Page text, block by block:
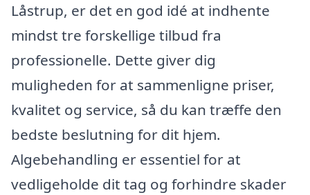
Låstrup, er det en god idé at indhente
mindst tre forskellige tilbud fra
professionelle. Dette giver dig
muligheden for at sammenligne priser,
kvalitet og service, så du kan træffe den
bedste beslutning for dit hjem.
Algebehandling er essentiel for at
vedligeholde dit tag og forhindre skader